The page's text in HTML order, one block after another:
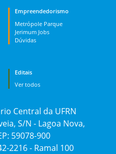
Empreendedorismo
Metrópole Parque
Jerimum Jobs
Dúvidas
Editais
Ver todos
Central da UFRN
S/N - Lagoa Nova,
59078-900
2216 - Ramal 100